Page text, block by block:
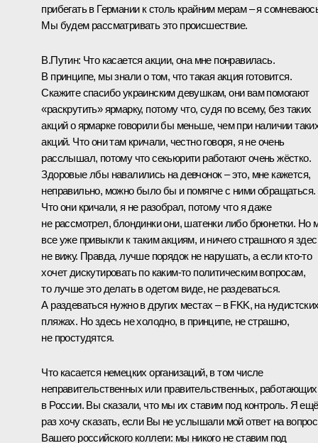
прибегать в Германии к столь крайним мерам – я
Мы будем рассматривать это происшествие.
В.Путин: Что касается акции, она мне понравилась.
В принципе, мы знали о том, что такая акция готовится.
Скажите спасибо украинским девушкам, они вам помогают
«раскрутить» ярмарку, потому что, судя по всему, без таких
акций о ярмарке говорили бы меньше, чем при наличии
акций. Что они там кричали, честно говоря, я не очень
расслышал, потому что секьюрити работают очень жёстко.
Здоровые лбы навалились на девчонок – это, мне кажется,
неправильно, можно было бы и помягче с ними обращаться.
Что они кричали, я не разобрал, потому что я даже
не рассмотрел, блондинки они, шатенки либо брюнетки. Но
все уже привыкли к таким акциям, и ничего страшного я
не вижу. Правда, лучше порядок не нарушать, а если кто‑то
хочет дискутировать по каким‑то политическим вопросам,
то лучше это делать в одетом виде, не раздеваться.
А раздеваться нужно в других местах – в FKK, на
пляжах. Но здесь не холодно, в принципе, не страшно,
не простудятся.
Что касается немецких организаций, в том числе
неправительственных или правительственных, работающих
в России. Вы сказали, что мы их ставим под контроль. Я ещё
раз хочу сказать, если Вы не услышали мой ответ на вопрос
Вашего российского коллеги: мы никого не ставим под